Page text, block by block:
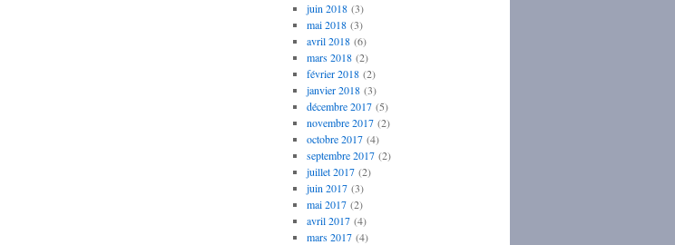
juin 2018(3)
mai 2018(3)
avril 2018(6)
mars 2018(2)
février 2018(2)
janvier 2018(3)
décembre 2017(5)
novembre 2017(2)
octobre 2017(4)
septembre 2017(2)
juillet 2017(2)
juin 2017(3)
mai 2017(2)
avril 2017(4)
mars 2017(4)